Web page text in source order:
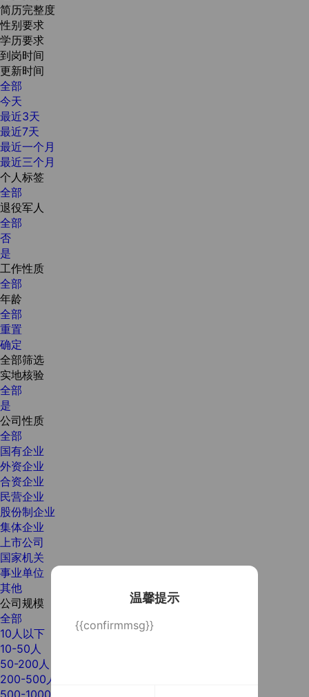
温馨提示
{{confirmmsg}}
简历完整度
性别要求
学历要求
到岗时间
更新时间
全部
今天
最近3天
最近7天
最近一个月
最近三个月
个人标签
全部
退役军人
全部
否
是
工作性质
全部
年龄
全部
重置
确定
全部筛选
实地核验
全部
是
公司性质
全部
国有企业
外资企业
合资企业
民营企业
股份制企业
集体企业
上市公司
国家机关
事业单位
其他
公司规模
全部
10人以下
10-50人
50-200人
200-500人
500-1000人